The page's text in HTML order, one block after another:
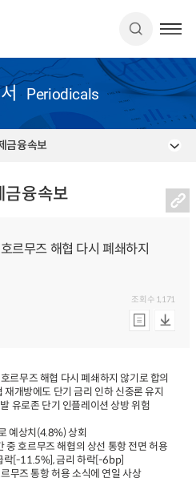
Periodicals
금융속보
금융속보
르무즈 해협 다시 폐쇄하지
조회수 1,171
르무즈 해협 다시 폐쇄하지 않기로 합의
개방에도 단기 금리 인하 신중론 유지
유로존 단기 인플레이션 상방 위험
예상치(4.8%) 상회
중 호르무즈 해협의 상선 통항 전면 허용
11.5%], 금리 하락[-6bp]
무즈 통항 허용 소식에 연일 사상